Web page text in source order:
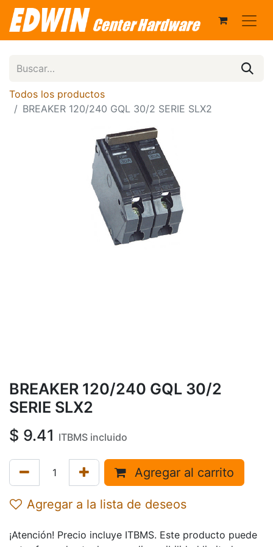
Todos los productos
BREAKER 120/240 GQL 30/2 SERIE SLX2
BREAKER 120/240 GQL 30/2
SERIE SLX2
$ 9.41 ITBMS incluido
Agregar al carrito
Agregar a la lista de deseos
¡Atención! Precio incluye ITBMS. Este producto puede